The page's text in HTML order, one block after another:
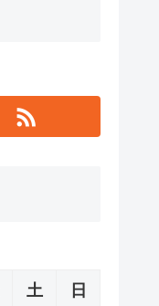
土 日